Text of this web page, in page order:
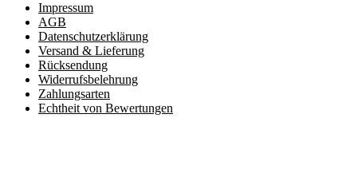
Impressum
AGB
Datenschutzerklärung
Versand & Lieferung
Rücksendung
Widerrufsbelehrung
Zahlungsarten
Echtheit von Bewertungen